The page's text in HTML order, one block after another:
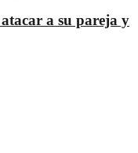
a su pareja y